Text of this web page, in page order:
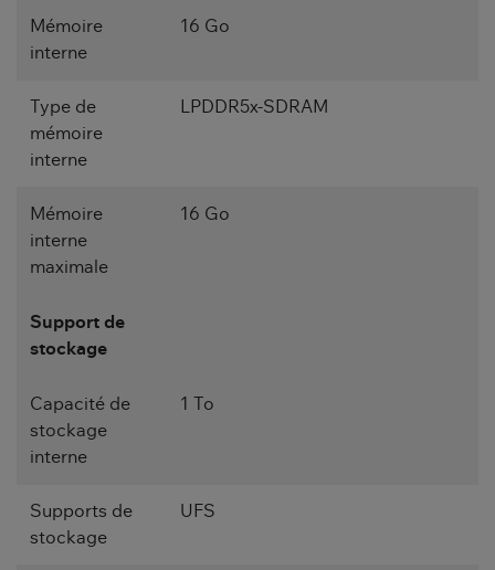
Mémoire
interne
16 Go
Type de
mémoire
interne
LPDDR5x-SDRAM
Mémoire
interne
maximale
16 Go
Support de
stockage
Capacité de
stockage
interne
1 To
Supports de
stockage
UFS